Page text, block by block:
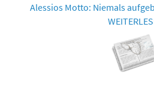
Alessios Motto: Niemals